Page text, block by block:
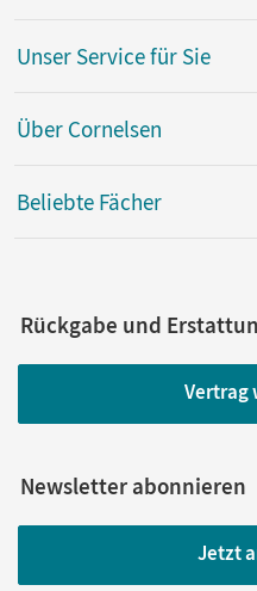
Unser Service für Sie
Über Cornelsen
Beliebte Fächer
Rückgabe und
Vertrag
Newsletter abonnieren
Jetzt